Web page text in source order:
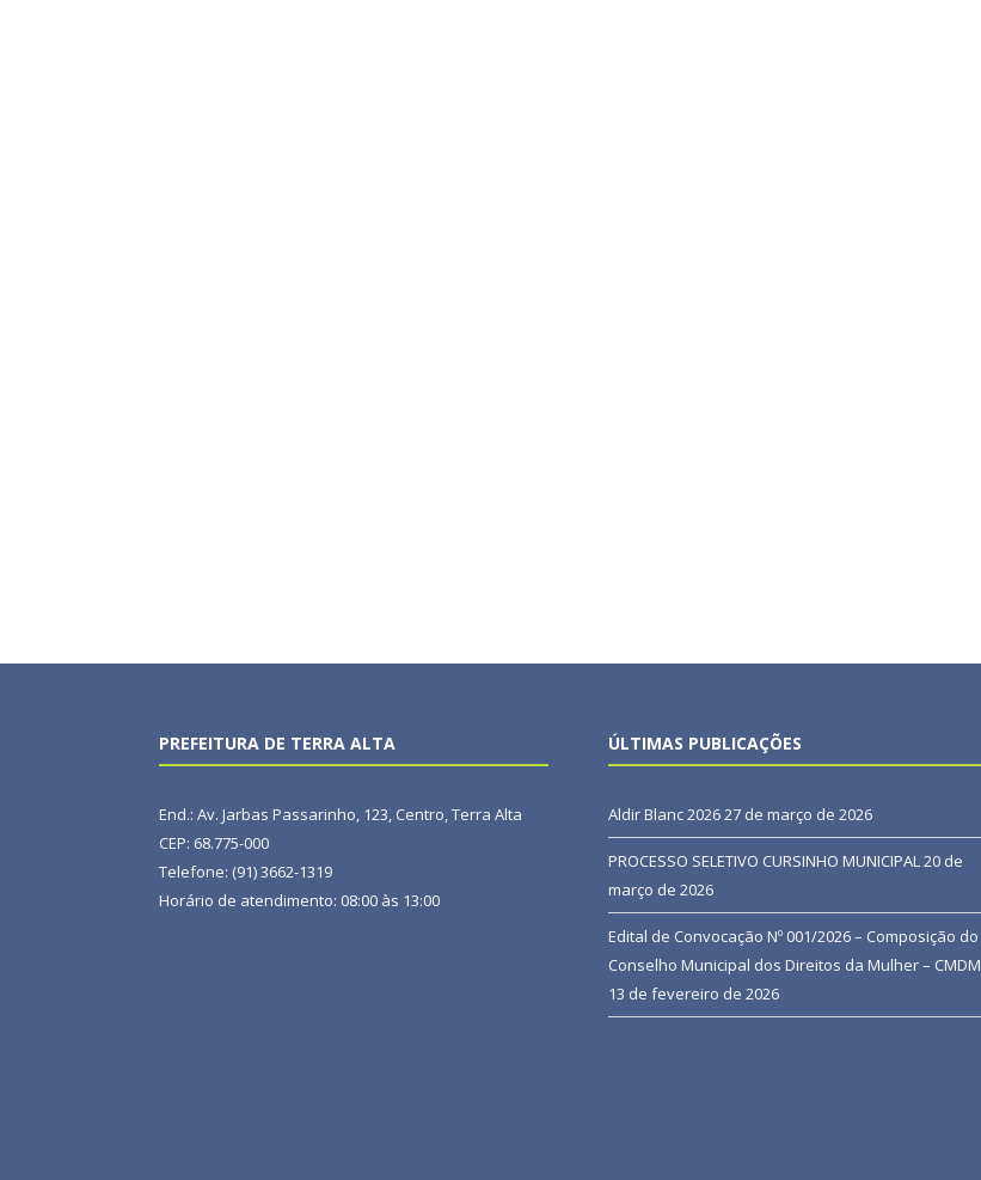
PREFEITURA DE TERRA ALTA
End.: Av. Jarbas Passarinho, 123, Centro, Terra Alta
CEP: 68.775-000
Telefone: (91) 3662-1319
Horário de atendimento: 08:00 às 13:00
ÚLTIMAS PUBLICAÇÕES
Aldir Blanc 202627 de março de 2026
PROCESSO SELETIVO CURSINHO MUNICIPAL20 de
março de 2026
Edital de Convocação Nº 001/2026 – Composição do
Conselho Municipal dos Direitos da Mulher – CMDM
13 de fevereiro de 2026